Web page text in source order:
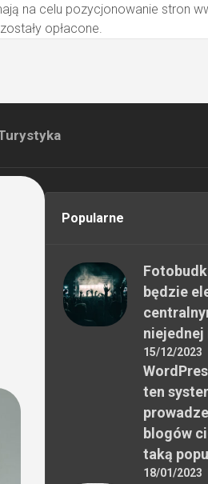
na celu pozycjonowanie stron
zostały opłacone.
Popularne
będzie
15/12/2023
ten
blogów
taką
18/01/2023